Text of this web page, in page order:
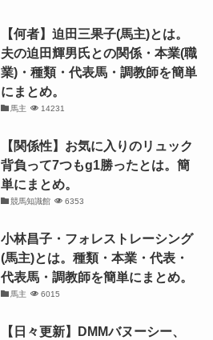
【何者】迫田三果子(馬主)とは。
夫の迫田輝男氏との関係・本業(職
業)・種類・代表馬・調教師を簡単
にまとめ。
馬主 14231
【関係性】お気に入りのリュック
背負って7つもg1勝ったとは。簡
単にまとめ。
競馬知識館 6353
小林昌子・フォレストレーシング
(馬主)とは。種類・本業・代表・
代表馬・調教師を簡単にまとめ。
馬主 6015
【日々更新】DMMバヌーシー、